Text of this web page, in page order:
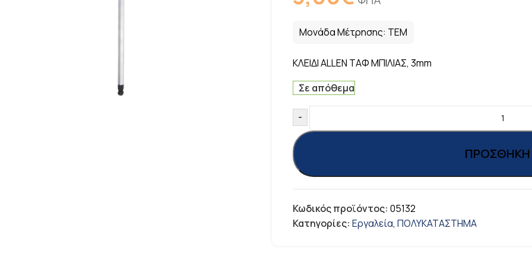
Μονάδα Μέτρησης: ΤΕΜ
ΚΛΕΙΔΙ ALLEN ΤΑΦ ΜΠΙΛΙΑΣ, 3mm
Σε απόθεμα
-
ΠΡΟΣΘΉΚΗ
Κωδικός προϊόντος: 05132
Κατηγορίες: Εργαλεία, ΠΟΛΥΚΑΤΑΣΤΗΜΑ